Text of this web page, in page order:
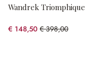
Wandrek Triomphique
€ 148,50 € 398,00
(62.69% gespart)